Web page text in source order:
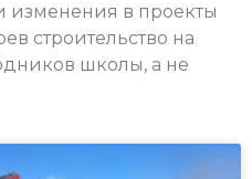
изменения в проекты
строительство на
школы, а не